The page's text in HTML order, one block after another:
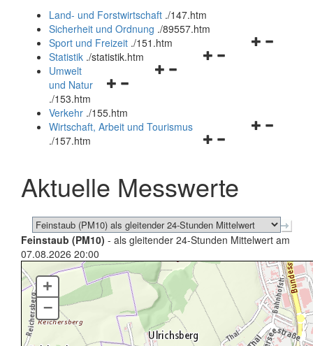
und
schließen
Land- und Forstwirtschaft ./147.htm
Sicherheit und Ordnung ./89557.htm
Navigationsmenü
Sport und Freizeit ./151.htm
Navigationsmenü
Statistik ./statistik.htm
Navigationsmenü
und
schließen
Umwelt
und Natur
./153.htm
Verkehr ./155.htm
Navigationsmenü
schließen
Wirtschaft, Arbeit und Tourismus
./157.htm
Aktuelle Messwerte
Feinstaub (PM10) - als gleitender 24-Stunden Mittelwert am
07.08.2026 20:00
+
–